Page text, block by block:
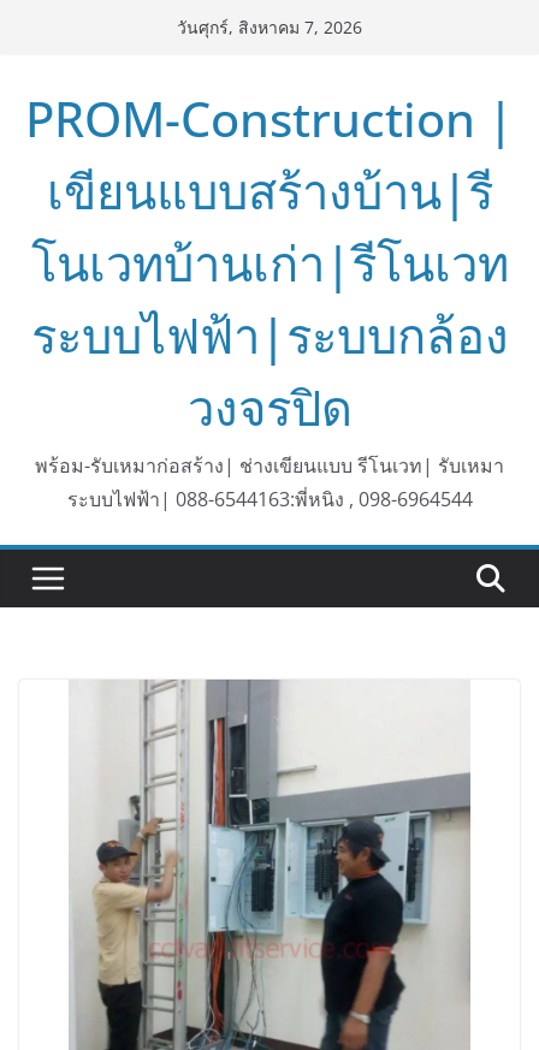
วันศุกร์, สิงหาคม 7, 2026
PROM-Construction |
เขียนแบบสร้างบ้าน|รี
โนเวทบ้านเก่า|รีโนเวท
ระบบไฟฟ้า|ระบบกล้อง
วงจรปิด
พร้อม-รับเหมาก่อสร้าง| ช่างเขียนแบบ รีโนเวท| รับเหมา
ระบบไฟฟ้า| 088-6544163:พี่หนิง , 098-6964544